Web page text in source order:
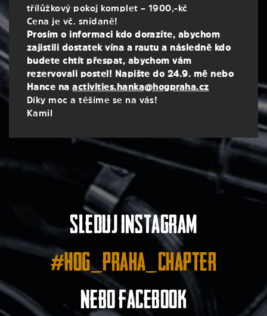
třílůžkový pokoj komplet – 1900,-kč
Cena je vč. snídaně!
Prosím o informaci kdo dorazíte, abychom
zajistili dostatek vína a rautu a následně kdo
budete chtít přespat, abychom vám
rezervovali postel! Napište do 24.9. mě nebo
Hance naactivities.hanka@hogpraha.cz
Díky moc a těšíme se na vás!
Kamil
Sleduj instagram
#hog_praha_chapter
nebo facebook